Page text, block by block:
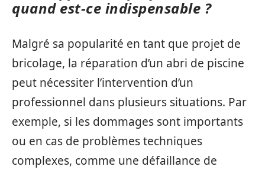
quand est-ce indispensable ?
Malgré sa popularité en tant que projet de
bricolage, la réparation d’un abri de piscine
peut nécessiter l’intervention d’un
professionnel dans plusieurs situations. Par
exemple, si les dommages sont importants
ou en cas de problèmes techniques
complexes, comme une défaillance de